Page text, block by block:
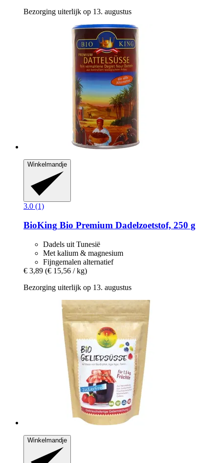
Bezorging uiterlijk op 13. augustus
Winkelmandje
3.0 (1)
BioKing Bio Premium Dadelzoetstof, 250 g
Dadels uit Tunesië
Met kalium & magnesium
Fijngemalen alternatief
€ 3,89 (€ 15,56 / kg)
Bezorging uiterlijk op 13. augustus
Winkelmandje